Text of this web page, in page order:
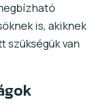
is, akiknek
szükségük van